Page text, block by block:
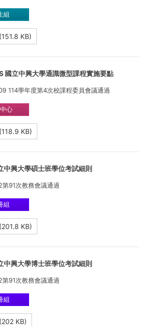
組
KB)
國立中興大學通識微型課程實施要點
114學年度第4次校課程委員會議通過
心
KB)
中興大學碩士班學位考試細則
91次教務會議通過
組
KB)
中興大學博士班學位考試細則
91次教務會議通過
組
KB)